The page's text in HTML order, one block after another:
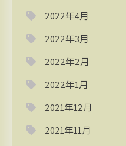
2022年4月
2022年3月
2022年2月
2022年1月
2021年12月
2021年11月